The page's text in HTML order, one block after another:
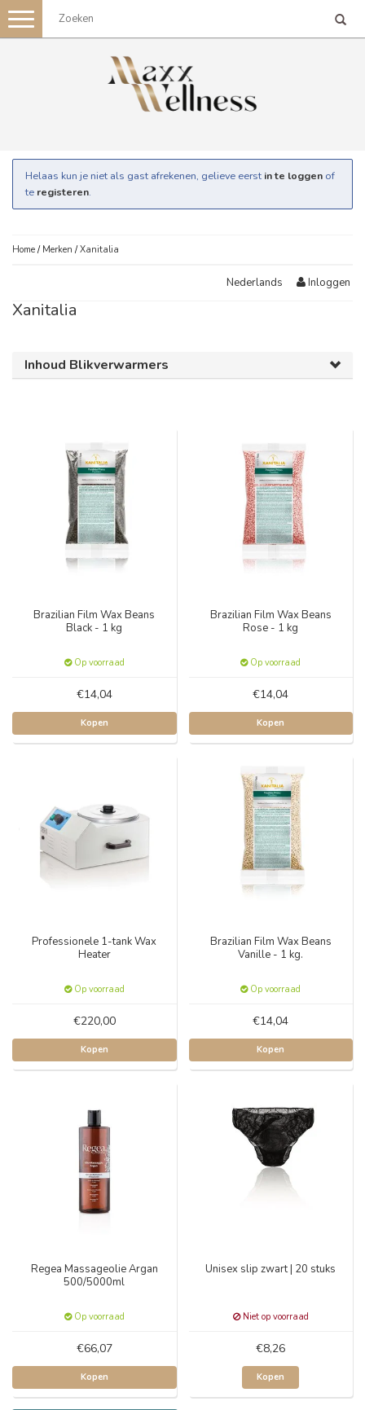
Toggle
navigation
Helaas kun je niet als gast afrekenen, gelieve eerst in te loggen of
te registeren.
Home / Merken /Xanitalia
Nederlands Inloggen
Xanitalia
Inhoud Blikverwarmers
Brazilian Film Wax Beans
Black - 1 kg
Op voorraad
€14,04
Kopen
Brazilian Film Wax Beans
Rose - 1 kg
Op voorraad
€14,04
Kopen
Professionele 1-tank Wax
Heater
Op voorraad
€220,00
Kopen
Brazilian Film Wax Beans
Vanille - 1 kg.
Op voorraad
€14,04
Kopen
Regea Massageolie Argan
500/5000ml
Op voorraad
€66,07
Kopen
Unisex slip zwart | 20 stuks
Niet op voorraad
€8,26
Kopen